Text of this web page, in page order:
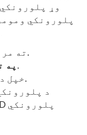
ته مراجعه وکړئ.
په کلیک وکړئ.
خپل د پلانیټ بیډز پروفایل ته ننوځئ.
د